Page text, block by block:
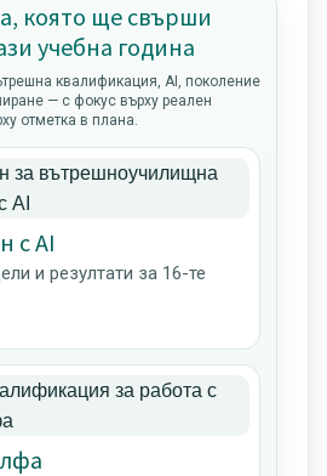
която ще свърши
учебна година
квалификация, AI, поколение
— с фокус върху реален
отметка в плана.
с AI
и резултати за 16-те